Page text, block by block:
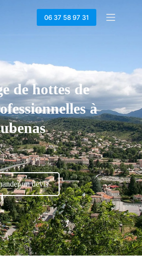
06 37 58 97 31
de hottes de
à
un devis